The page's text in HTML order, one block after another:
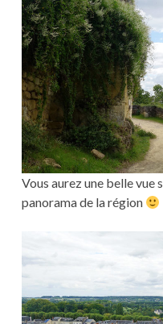
Vous aurez une belle vue
panorama de la région